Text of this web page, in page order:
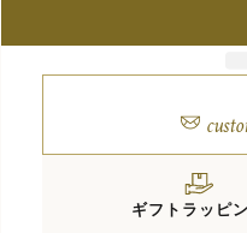
ギフトラッピ